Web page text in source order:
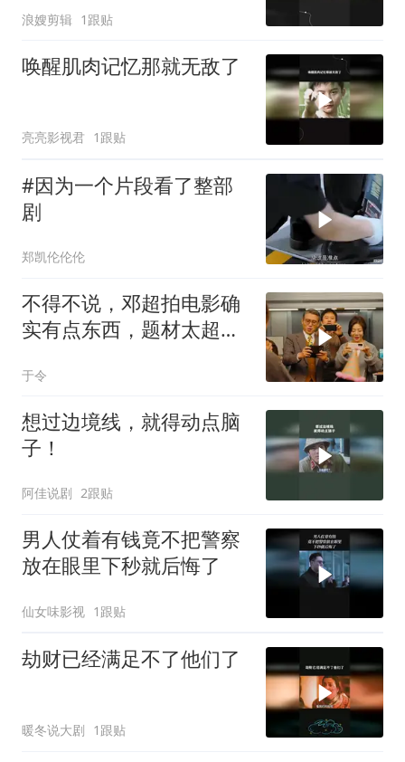
浪嫂剪辑 1跟贴
唤醒肌肉记忆那就无敌了
亮亮影视君 1跟贴
#因为一个片段看了整部
剧
郑凯伦伦伦
不得不说，邓超拍电影确
实有点东西，题材太超前
于令
想过边境线，就得动点脑
子！
阿佳说剧 2跟贴
男人仗着有钱竟不把警察
放在眼里下秒就后悔了
仙女味影视 1跟贴
劫财已经满足不了他们了
暖冬说大剧 1跟贴